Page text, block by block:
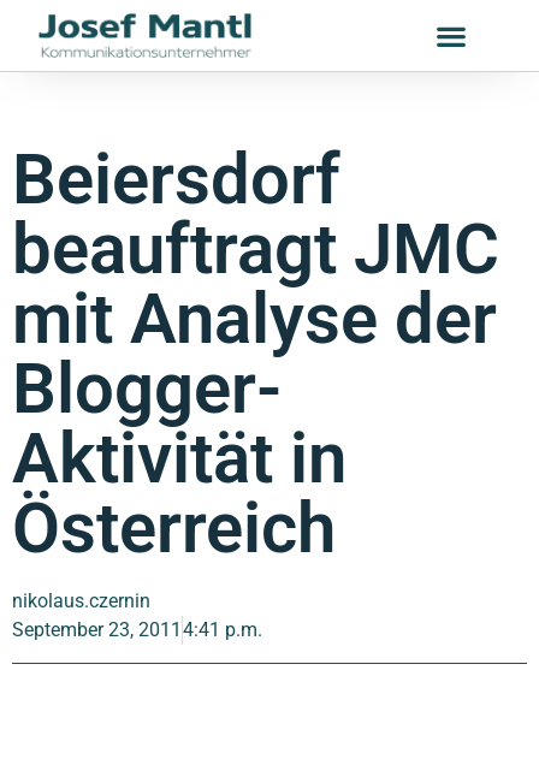
Beiersdorf
beauftragt JMC
mit Analyse der
Blogger-
Aktivität in
Österreich
nikolaus.czernin
September 23, 2011 4:41 p.m.